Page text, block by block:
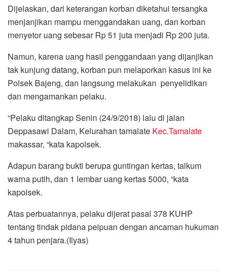
Dijelaskan, dari keterangan korban diketahui tersangka
menjanjikan mampu menggandakan uang, dan korban
menyetor uang sebesar Rp 51 juta menjadi Rp 200 juta.
Namun, karena uang hasil penggandaan yang dijanjikan
tak kunjung datang, korban pun melaporkan kasus ini ke
Polsek Bajeng, dan langsung melakukan penyelidikan
dan mengamankan pelaku.
“Pelaku ditangkap Senin (24/9/2018) lalu di jalan
Deppasawi Dalam, Kelurahan tamalate Kec.Tamalate
makassar, “kata kapolsek.
Adapun barang bukti berupa guntingan kertas, talkum
warna putih, dan 1 lembar uang kertas 5000, “kata
kapolsek.
Atas perbuatannya, pelaku dijerat pasal 378 KUHP
tentang tindak pidana peipuan dengan ancaman hukuman
4 tahun penjara.(Ilyas)